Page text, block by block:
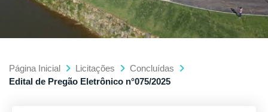
Página Inicial Licitações
Concluídas
Edital de Pregão Eletrônico n°075/2025